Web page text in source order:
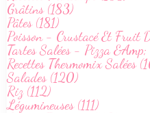
Grâtins (183)
Pâtes (181)
Poisson - Crustacé Et Fruit
Tartes Salées - Pizza
Recettes Thermomix Salées
Salades (120)
Riz (112)
Légumineuses (111)